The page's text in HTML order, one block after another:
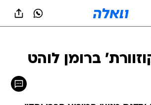
ברומן לוהט